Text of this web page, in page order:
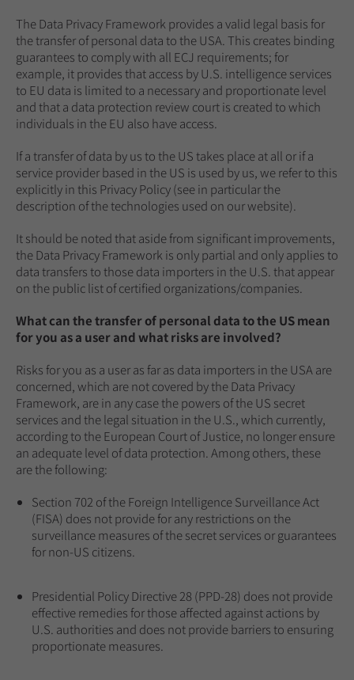
The Data Privacy Framework provides a valid legal basis for
the transfer of personal data to the USA. This creates binding
guarantees to comply with all ECJ requirements; for
example, it provides that access by U.S. intelligence services
to EU data is limited to a necessary and proportionate level
and that a data protection review court is created to which
individuals in the EU also have access.
If a transfer of data by us to the US takes place at all or if a
service provider based in the US is used by us, we refer to this
explicitly in this Privacy Policy (see in particular the
description of the technologies used on our website).
It should be noted that aside from significant improvements,
the Data Privacy Framework is only partial and only applies to
data transfers to those data importers in the U.S. that appear
on the public list of certified organizations/companies.
What can the transfer of personal data to the US mean
for you as a user and what risks are involved?
Risks for you as a user as far as data importers in the USA are
concerned, which are not covered by the Data Privacy
Framework, are in any case the powers of the US secret
services and the legal situation in the U.S., which currently,
according to the European Court of Justice, no longer ensure
an adequate level of data protection. Among others, these
are the following:
Section 702 of the Foreign Intelligence Surveillance Act
(FISA) does not provide for any restrictions on the
surveillance measures of the secret services or guarantees
for non-US citizens.
Presidential Policy Directive 28 (PPD-28) does not provide
effective remedies for those affected against actions by
U.S. authorities and does not provide barriers to ensuring
proportionate measures.